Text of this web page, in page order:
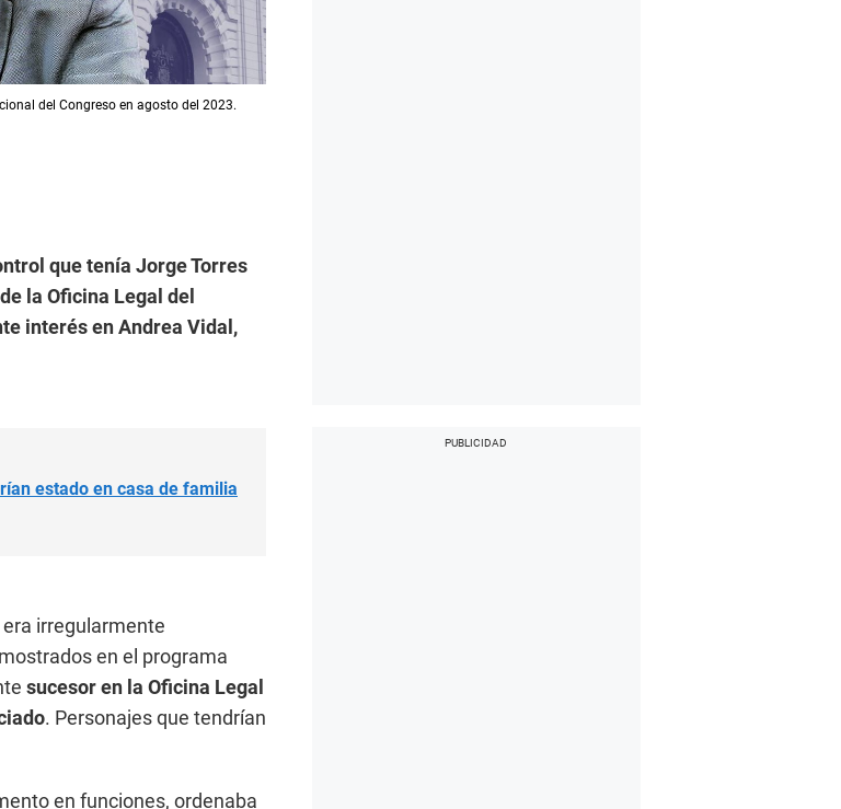
del Congreso en agosto del 2023.
que tenía Jorge Torres
la Oficina Legal del
interés en Andrea Vidal,
estado en casa de familia
irregularmente
en el programa
sucesor en la Oficina Legal
. Personajes que tendrían
en funciones, ordenaba